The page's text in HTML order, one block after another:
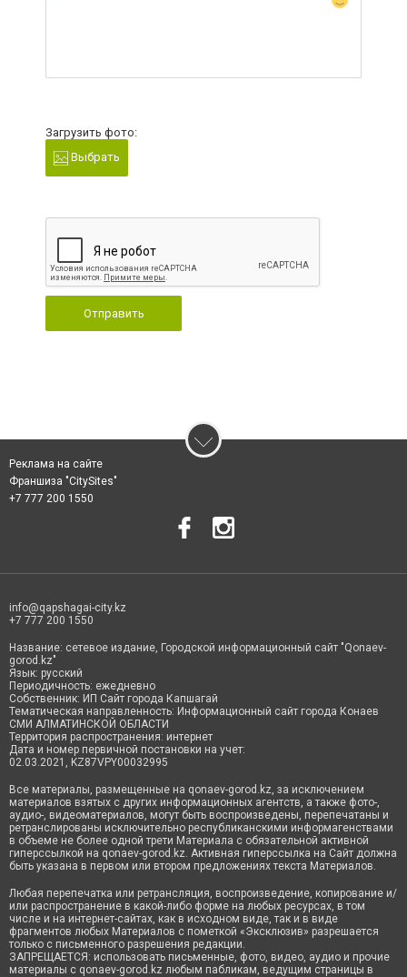
Загрузить фото:
Выбрать
Отправить
Реклама на сайте
Франшиза "CitySites"
+7 777 200 1550
info@qapshagai-city.kz
+7 777 200 1550
Название: сетевое издание, Городской информационный сайт "Qonaev-
gorod.kz"
Язык: русский
Периодичность: ежедневно
Собственник: ИП Сайт города Капшагай
Тематическая направленность: Информационный сайт города Конаев
СМИ АЛМАТИНСКОЙ ОБЛАСТИ
Территория распространения: интернет
Дата и номер первичной постановки на учет:
02.03.2021, KZ87VPY00032995
Все материалы, размещенные на qonaev-gorod.kz, за исключением
материалов взятых с других информационных агентств, а также фото-,
аудио-, видеоматериалов, могут быть воспроизведены, перепечатаны и
ретранслированы исключительно республиканскими информагенствами
в объеме не более одной трети Материала с обязательной активной
гиперссылкой на qonaev-gorod.kz. Активная гиперссылка на Сайт должна
быть указана в первом или втором предложениях текста Материалов.
Любая перепечатка или ретрансляция, воспроизведение, копирование и/
или распространение в какой-либо форме на любых ресурсах, в том
числе и на интернет-сайтах, как в исходном виде, так и в виде
фрагментов любых Материалов с пометкой «Эксклюзив» разрешается
только с письменного разрешения редакции.
ЗАПРЕЩАЕТСЯ: использовать письменные, фото, видео, аудио и прочие
материалы с qonaev-gorod.kz любым пабликам, ведущим страницы в